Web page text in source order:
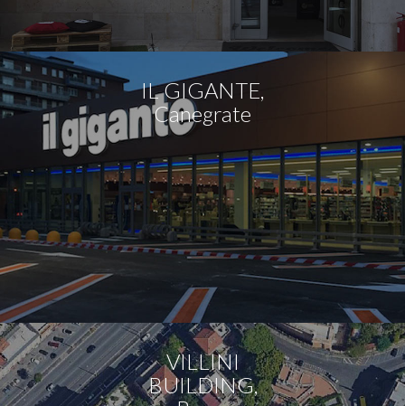
IL GIGANTE,
Canegrate
VILLINI
BUILDING,